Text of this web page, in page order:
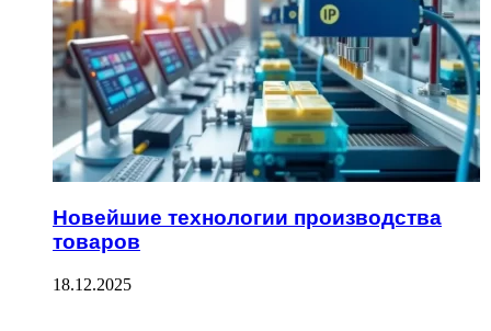
Новейшие технологии производства
товаров
18.12.2025